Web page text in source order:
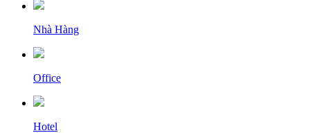
Nhà Hàng
Office
Hotel